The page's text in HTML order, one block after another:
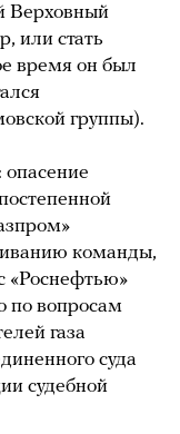
Верховный
или стать
время он был
группы).
опасение
команды,
«Роснефтью»
по вопросам
газа
суда
судебной